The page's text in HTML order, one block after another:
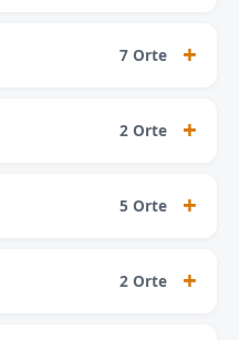
7 Orte
2 Orte
5 Orte
2 Orte